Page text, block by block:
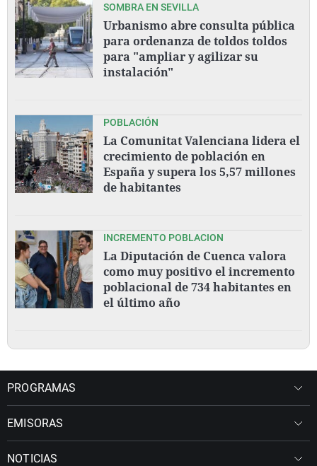
SOMBRA EN SEVILLA
Urbanismo abre consulta pública
para ordenanza de toldos toldos
para "ampliar y agilizar su
instalación"
POBLACIÓN
La Comunitat Valenciana lidera el
crecimiento de población en
España y supera los 5,57 millones
de habitantes
INCREMENTO POBLACION
La Diputación de Cuenca valora
como muy positivo el incremento
poblacional de 734 habitantes en
el último año
PROGRAMAS
EMISORAS
NOTICIAS